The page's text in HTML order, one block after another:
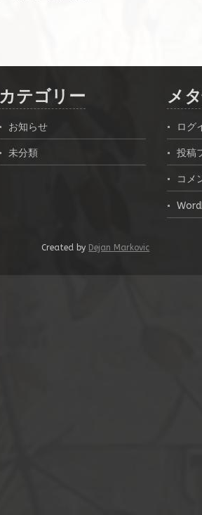
カテゴリー
お知らせ
未分類
メ
ログ
投稿
コメ
Created by Dejan Markovic